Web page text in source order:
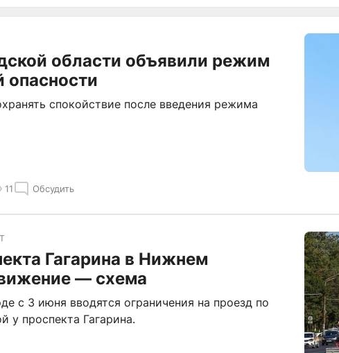
области объявили режим
опасности
спокойствие после введения режима
11 Обсудить
Гагарина в Нижнем
— схема
с 3 июня вводятся ограничения на проезд по
у проспекта Гагарина.